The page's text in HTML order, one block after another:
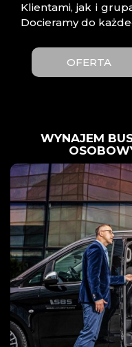
Klientami, jak i
Docieramy do
OFERTA
WYNAJEM